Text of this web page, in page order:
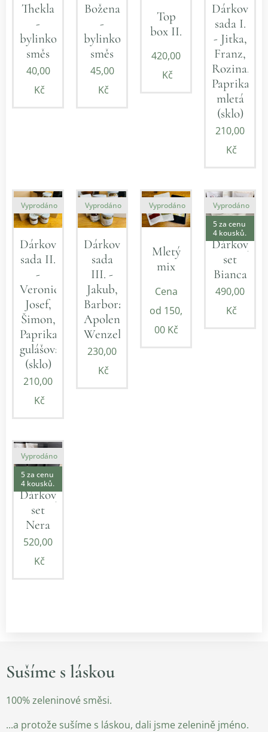
Thekla
-
bylinková
směs
40,00
Kč
Božena
-
bylinková
směs
45,00
Kč
Top
box II.
420,00
Kč
Dárková
sada I.
- Jitka,
Franz,
Rozina,
Paprika
mletá
(sklo)
210,00
Kč
Dárková
sada II.
-
Veronica,
Josef,
Šimon,
Paprika
gulášová
(sklo)
Vyprodáno
210,00
Kč
Dárková
sada
III. -
Jakub,
Barbora,
Apolena,
Wenzel
Vyprodáno
230,00
Kč
Mletý
mix
Vyprodáno
Cena
od 150,
00Kč
Dárkový
set
Bianca
Vyprodáno
5 za cenu
4 kousků.
490,00
Kč
Dárkový
set
Nera
Vyprodáno
5 za cenu
4 kousků.
520,00
Kč
Sušíme s láskou
100% zeleninové směsi.
...a protože sušíme s láskou, dali jsme zelenině jméno.